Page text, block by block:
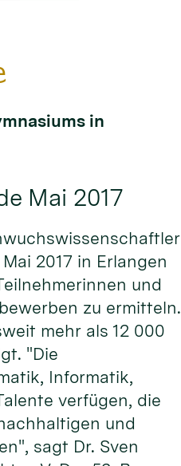
in
Mai 2017
2017 in Erlangen
und
zu ermitteln.
mehr als 12 000
"Die
Informatik,
verfügen, die
und
sagt Dr. Sven